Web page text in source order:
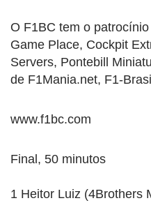
O F1BC tem o
Game Place, Cockpit
Servers, Pontebill
de F1Mania.net, F1-
www.f1bc.com
Final, 50 minutos
1 Heitor Luiz (4Brothers